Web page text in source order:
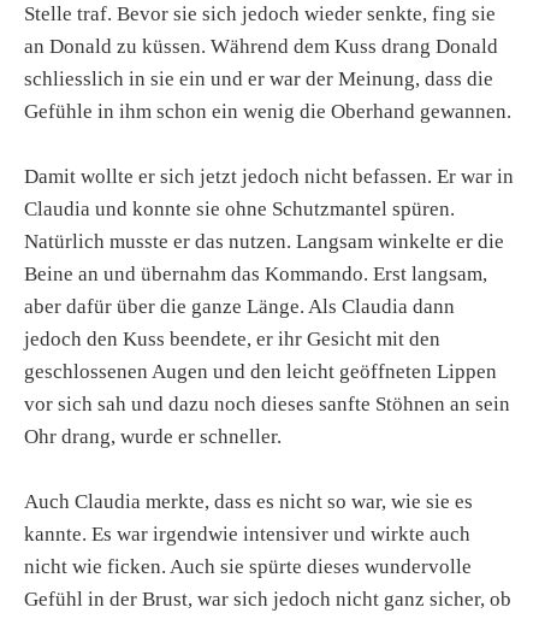
Stelle traf. Bevor sie sich jedoch wieder senkte, fing sie
an Donald zu küssen. Während dem Kuss drang Donald
schliesslich in sie ein und er war der Meinung, dass die
Gefühle in ihm schon ein wenig die Oberhand gewannen.
Damit wollte er sich jetzt jedoch nicht befassen. Er war in
Claudia und konnte sie ohne Schutzmantel spüren.
Natürlich musste er das nutzen. Langsam winkelte er die
Beine an und übernahm das Kommando. Erst langsam,
aber dafür über die ganze Länge. Als Claudia dann
jedoch den Kuss beendete, er ihr Gesicht mit den
geschlossenen Augen und den leicht geöffneten Lippen
vor sich sah und dazu noch dieses sanfte Stöhnen an sein
Ohr drang, wurde er schneller.
Auch Claudia merkte, dass es nicht so war, wie sie es
kannte. Es war irgendwie intensiver und wirkte auch
nicht wie ficken. Auch sie spürte dieses wundervolle
Gefühl in der Brust, war sich jedoch nicht ganz sicher, ob